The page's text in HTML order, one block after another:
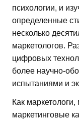
психологии, и
определенные
несколько
маркетологов.
цифровых
более научно-
испытаниями и
Как
маркетинговые